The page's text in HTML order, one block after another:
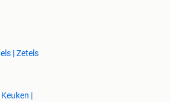
| Zetels
|